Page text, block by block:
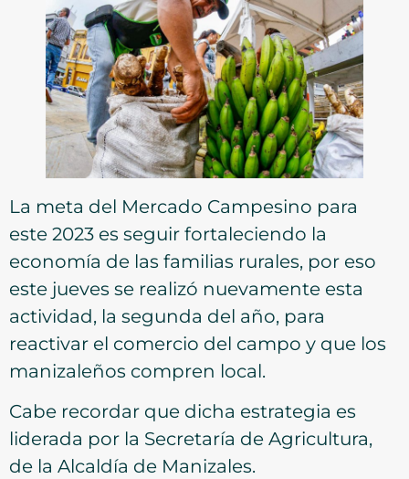
La meta del Mercado Campesino para
este 2023 es seguir fortaleciendo la
economía de las familias rurales, por eso
este jueves se realizó nuevamente esta
actividad, la segunda del año, para
reactivar el comercio del campo y que los
manizaleños compren local.
Cabe recordar que dicha estrategia es
liderada por la Secretaría de Agricultura,
de la Alcaldía de Manizales.